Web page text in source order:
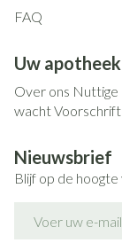
FAQ
Uw apotheek
Over ons Nuttige
wachtVoorschrift
Nieuwsbrief
Blijf op de